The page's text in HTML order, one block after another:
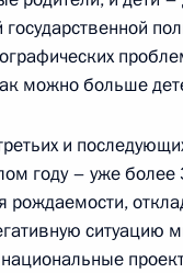
Дагестан
можно больше
и
году – уже
рождаемости,
ситуацию